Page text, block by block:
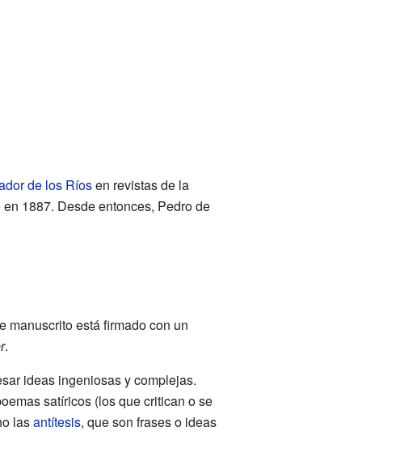
de los Ríosen revistas de la
en 1887. Desde entonces, Pedro de
manuscrito está firmado con un
.
ideas ingeniosas y complejas.
satíricos (los que critican o se
lasantítesis, que son frases o ideas